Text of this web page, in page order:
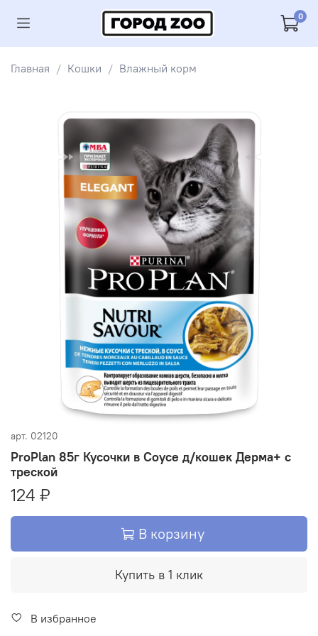
0
Главная Кошки Влажный корм
арт. 02120
ProPlan 85г Кусочки в Соусе д/кошек Дерма+ с
треской
124 ₽
В корзину
Купить в 1 клик
В избранное